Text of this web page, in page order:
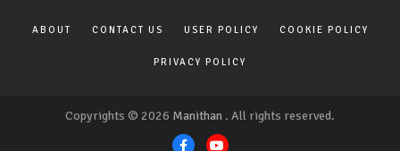
ABOUT CONTACT US USER POLICY COOKIE POLICY
PRIVACY POLICY
Copyrights © 2026 Manithan . All rights reserved.